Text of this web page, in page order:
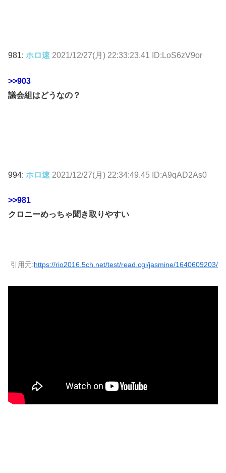
981: ホロ速 2021/12/27(月) 22:33:23.41 ID:LoS6zV9or
>>903
議会組はどうなの？
994: ホロ速 2021/12/27(月) 22:34:49.45 ID:A9qAD2As0
>>981
クロニーめっちゃ聞き取りやすい
引用元:https://rio2016.5ch.net/test/read.cgi/jasmine/1640609203/